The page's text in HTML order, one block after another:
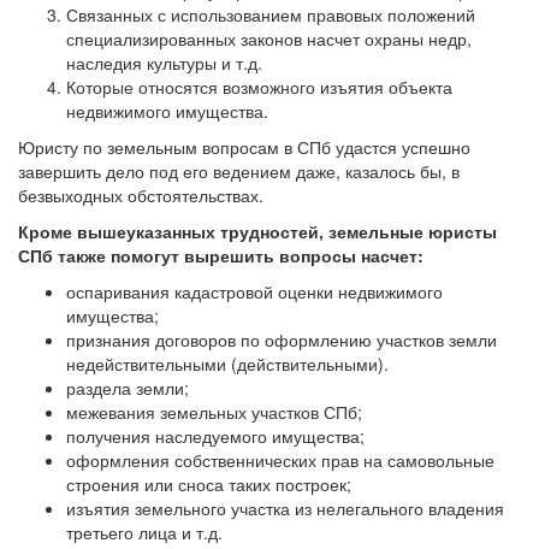
Связанных с использованием правовых положений
специализированных законов насчет охраны недр,
наследия культуры и т.д.
Которые относятся возможного изъятия объекта
недвижимого имущества.
Юристу по земельным вопросам в СПб удастся успешно
завершить дело под его ведением даже, казалось бы, в
безвыходных обстоятельствах.
Кроме вышеуказанных трудностей, земельные юристы
СПб также помогут вырешить вопросы насчет:
оспаривания кадастровой оценки недвижимого
имущества;
признания договоров по оформлению участков земли
недействительными (действительными).
раздела земли;
межевания земельных участков СПб;
получения наследуемого имущества;
оформления собственнических прав на самовольные
строения или сноса таких построек;
изъятия земельного участка из нелегального владения
третьего лица и т.д.